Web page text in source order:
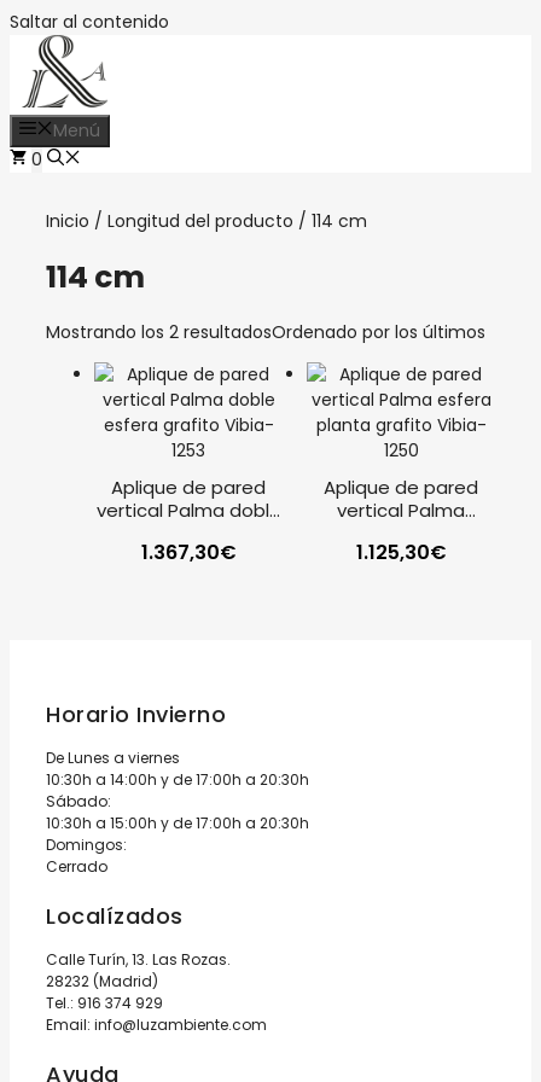
Saltar al contenido
Menú
0
Inicio / Longitud del producto / 114 cm
114 cm
Mostrando los 2 resultadosOrdenado por los últimos
Aplique de pared
vertical Palma doble
1.367,30€
Aplique de pared
vertical Palma
grafito Vibia
1.125,30€
Horario Invierno
De Lunes a viernes
10:30h a 14:00h y de 17:00h a 20:30h
Sábado:
10:30h a 15:00h y de 17:00h a 20:30h
Domingos:
Cerrado
Localízados
Calle Turín, 13. Las Rozas.
28232 (Madrid)
Tel.: 916 374 929
Email: info@luzambiente.com
Ayuda